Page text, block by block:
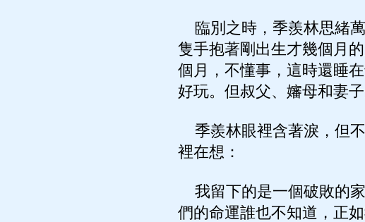
臨別之時，季羨林思緒
隻手抱著剛出生才幾個月
個月，不懂事，這時還睡
好玩。但叔父、嬸母和妻
季羨林眼裡含著淚，但
裡在想：
我留下的是一個破敗的
們的命運誰也不知道，正